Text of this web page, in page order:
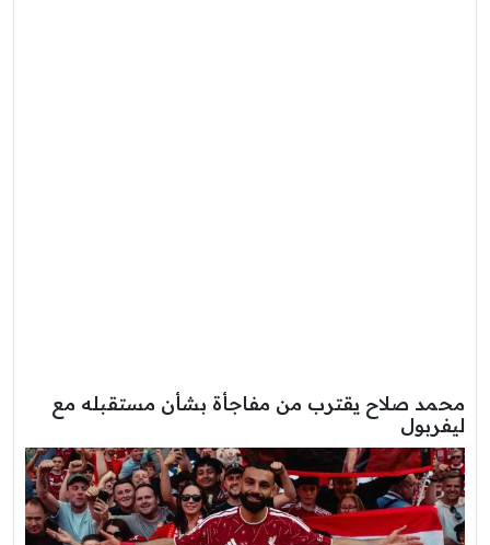
محمد صلاح يقترب من مفاجأة بشأن مستقبله مع
ليفربول